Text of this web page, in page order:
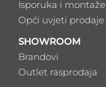
Isporuka i montaže
Opći uvjeti prodaje
SHOWROOM
Brandovi
Outlet rasprodaja